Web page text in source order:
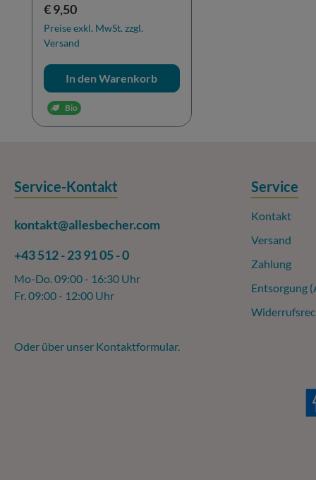
Regulärer Preis:
€ 9,50
Preise exkl. MwSt. zzgl.
Versand
In den Warenkorb
Bio
Service-Kontakt
kontakt@allesbecher.com
+43 512 - 23 91 05 - 0
Mo-Do. 09:00 - 16:30 Uhr
Fr. 09:00 - 12:00 Uhr
Oder über unser Kontaktformular.
Service
Kontakt
Versand
Zahlung
Entsorgung